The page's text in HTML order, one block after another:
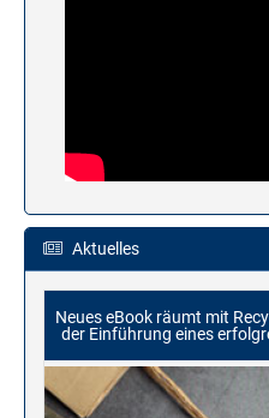
Aktuelles
Neues eBook räumt mit
der Einführung eines